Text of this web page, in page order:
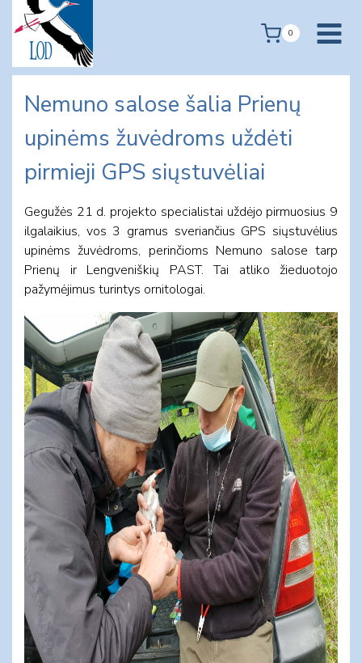
content
0
Nemuno salose šalia Prienų
upinėms žuvėdroms uždėti
pirmieji GPS siųstuvėliai
Gegužės 21 d. projekto specialistai uždėjo pirmuosius 9
ilgalaikius, vos 3 gramus sveriančius GPS siųstuvėlius
upinėms žuvėdroms, perinčioms Nemuno salose tarp
Prienų ir Lengveniškių PAST. Tai atliko žieduotojo
pažymėjimus turintys ornitologai.